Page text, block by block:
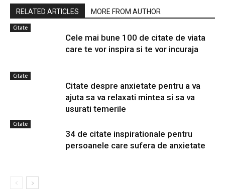
RELATED ARTICLES MORE FROM AUTHOR
Citate
Cele mai bune 100 de citate de viata
care te vor inspira si te vor incuraja
Citate
Citate despre anxietate pentru a va
ajuta sa va relaxati mintea si sa va
usurati temerile
Citate
34 de citate inspirationale pentru
persoanele care sufera de anxietate